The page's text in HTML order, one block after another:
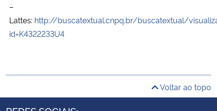
–
Lattes: http://buscatextual.cnpq.br/buscatextual/
id=K4322233U4
Voltar ao topo